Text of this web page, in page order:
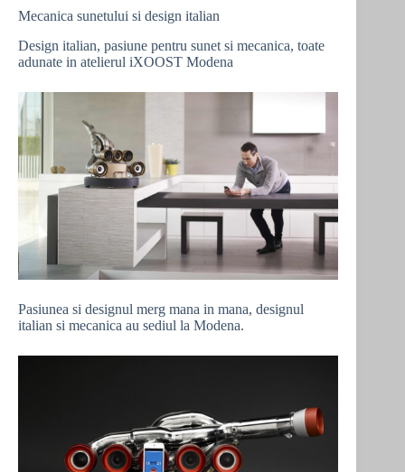
Mecanica sunetului si design italian
Design italian, pasiune pentru sunet si mecanica, toate
adunate in atelierul iXOOST Modena
Pasiunea si designul merg mana in mana, designul
italian si mecanica au sediul la Modena.